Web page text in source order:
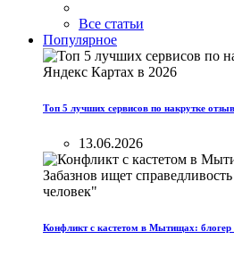
Все статьи
Популярное
Топ 5 лучших сервисов по накрутке
13.06.2026
Конфликт с кастетом в Мытищах: блогер